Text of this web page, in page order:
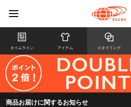
タイムライン アイテム スタイリング
商品お届けに関するお知らせ